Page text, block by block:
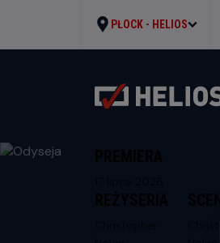
PŁOCK - HELIOS